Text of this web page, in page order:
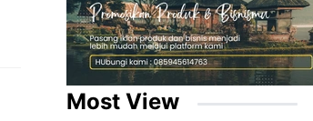
Most View